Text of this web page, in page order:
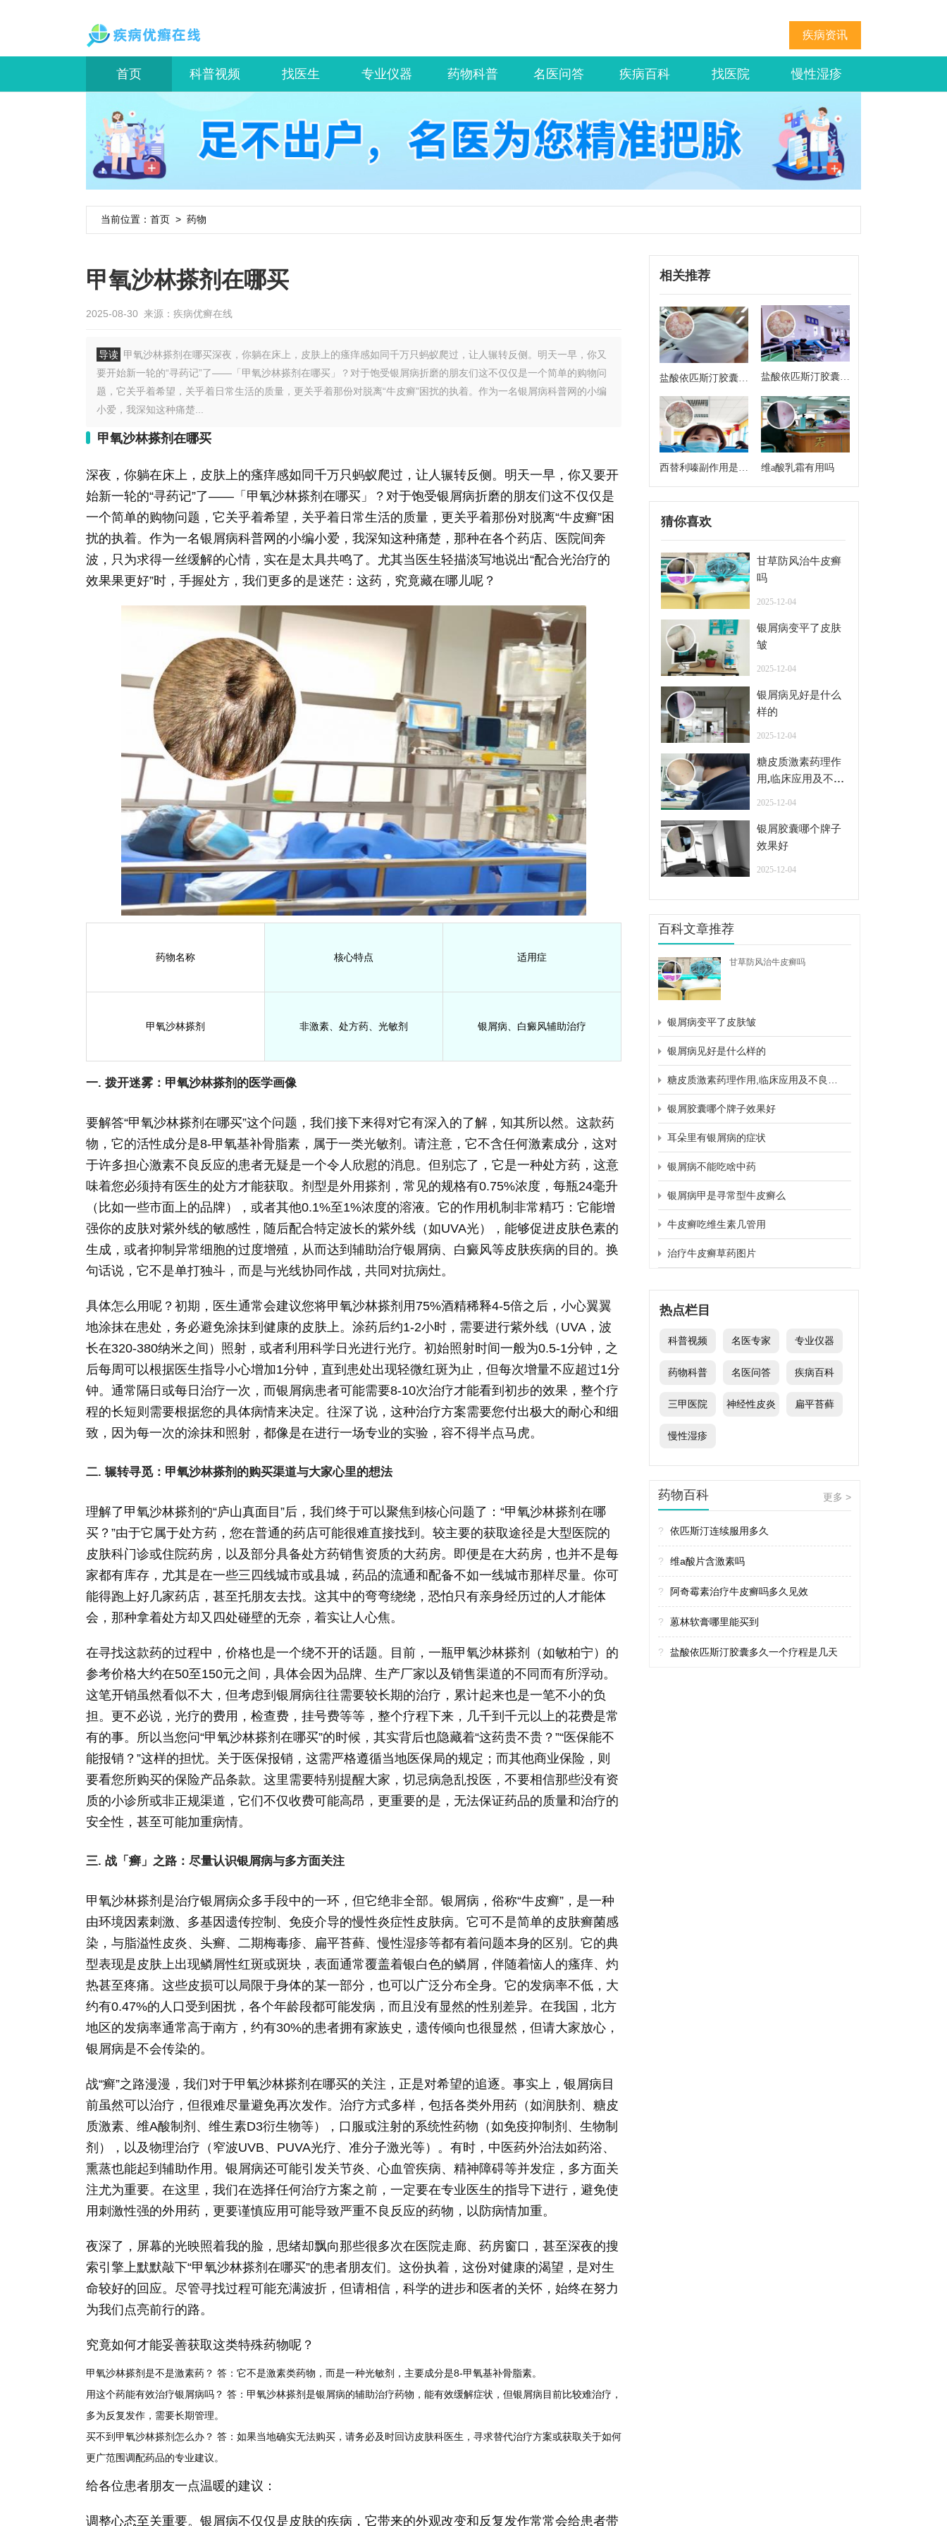
疾病资讯
首页 科普视频 找医生 专业仪器 药物科普 名医问答 疾病百科 找医院 慢性湿疹
当前位置： 首页 > 药物
甲氧沙林搽剂在哪买
2025-08-30 来源： 疾病优癣在线
导读 甲氧沙林搽剂在哪买深夜，你躺在床上，皮肤上的瘙痒感如同千万只蚂蚁爬过，让人辗转反侧。明天一早，你又
要开始新一轮的“寻药记”了——「甲氧沙林搽剂在哪买」？对于饱受银屑病折磨的朋友们这不仅仅是一个简单的购物问
题，它关乎着希望，关乎着日常生活的质量，更关乎着那份对脱离“牛皮癣”困扰的执着。作为一名银屑病科普网的小编
小爱，我深知这种痛楚...
甲氧沙林搽剂在哪买
深夜，你躺在床上，皮肤上的瘙痒感如同千万只蚂蚁爬过，让人辗转反侧。明天一早，你又要开
始新一轮的“寻药记”了——「甲氧沙林搽剂在哪买」？对于饱受银屑病折磨的朋友们这不仅仅是
一个简单的购物问题，它关乎着希望，关乎着日常生活的质量，更关乎着那份对脱离“牛皮癣”困
扰的执着。作为一名银屑病科普网的小编小爱，我深知这种痛楚，那种在各个药店、医院间奔
波，只为求得一丝缓解的心情，实在是太具共鸣了。尤其当医生轻描淡写地说出“配合光治疗的
效果果更好”时，手握处方，我们更多的是迷茫：这药，究竟藏在哪儿呢？
药物名称 核心特点 适用症
甲氧沙林搽剂 非激素、处方药、光敏剂 银屑病、白癜风辅助治疗
一. 拨开迷雾：甲氧沙林搽剂的医学画像
要解答“甲氧沙林搽剂在哪买”这个问题，我们接下来得对它有深入的了解，知其所以然。这款药
物，它的活性成分是8-甲氧基补骨脂素，属于一类光敏剂。请注意，它不含任何激素成分，这对
于许多担心激素不良反应的患者无疑是一个令人欣慰的消息。但别忘了，它是一种处方药，这意
味着您必须持有医生的处方才能获取。剂型是外用搽剂，常见的规格有0.75%浓度，每瓶24毫升
（比如一些市面上的品牌），或者其他0.1%至1%浓度的溶液。它的作用机制非常精巧：它能增
强你的皮肤对紫外线的敏感性，随后配合特定波长的紫外线（如UVA光），能够促进皮肤色素的
生成，或者抑制异常细胞的过度增殖，从而达到辅助治疗银屑病、白癜风等皮肤疾病的目的。换
句话说，它不是单打独斗，而是与光线协同作战，共同对抗病灶。
具体怎么用呢？初期，医生通常会建议您将甲氧沙林搽剂用75%酒精稀释4-5倍之后，小心翼翼
地涂抹在患处，务必避免涂抹到健康的皮肤上。涂药后约1-2小时，需要进行紫外线（UVA，波
长在320-380纳米之间）照射，或者利用科学日光进行光疗。初始照射时间一般为0.5-1分钟，之
后每周可以根据医生指导小心增加1分钟，直到患处出现轻微红斑为止，但每次增量不应超过1分
钟。通常隔日或每日治疗一次，而银屑病患者可能需要8-10次治疗才能看到初步的效果，整个疗
程的长短则需要根据您的具体病情来决定。往深了说，这种治疗方案需要您付出极大的耐心和细
致，因为每一次的涂抹和照射，都像是在进行一场专业的实验，容不得半点马虎。
二. 辗转寻觅：甲氧沙林搽剂的购买渠道与大家心里的想法
理解了甲氧沙林搽剂的“庐山真面目”后，我们终于可以聚焦到核心问题了：“甲氧沙林搽剂在哪
买？”由于它属于处方药，您在普通的药店可能很难直接找到。较主要的获取途径是大型医院的
皮肤科门诊或住院药房，以及部分具备处方药销售资质的大药房。即便是在大药房，也并不是每
家都有库存，尤其是在一些三四线城市或县城，药品的流通和配备不如一线城市那样尽量。你可
能得跑上好几家药店，甚至托朋友去找。这其中的弯弯绕绕，恐怕只有亲身经历过的人才能体
会，那种拿着处方却又四处碰壁的无奈，着实让人心焦。
在寻找这款药的过程中，价格也是一个绕不开的话题。目前，一瓶甲氧沙林搽剂（如敏柏宁）的
参考价格大约在50至150元之间，具体会因为品牌、生产厂家以及销售渠道的不同而有所浮动。
这笔开销虽然看似不大，但考虑到银屑病往往需要较长期的治疗，累计起来也是一笔不小的负
担。更不必说，光疗的费用，检查费，挂号费等等，整个疗程下来，几千到千元以上的花费是常
有的事。所以当您问“甲氧沙林搽剂在哪买”的时候，其实背后也隐藏着“这药贵不贵？”“医保能不
能报销？”这样的担忧。关于医保报销，这需严格遵循当地医保局的规定；而其他商业保险，则
要看您所购买的保险产品条款。这里需要特别提醒大家，切忌病急乱投医，不要相信那些没有资
质的小诊所或非正规渠道，它们不仅收费可能高昂，更重要的是，无法保证药品的质量和治疗的
安全性，甚至可能加重病情。
三. 战「癣」之路：尽量认识银屑病与多方面关注
甲氧沙林搽剂是治疗银屑病众多手段中的一环，但它绝非全部。银屑病，俗称“牛皮癣”，是一种
由环境因素刺激、多基因遗传控制、免疫介导的慢性炎症性皮肤病。它可不是简单的皮肤癣菌感
染，与脂溢性皮炎、头癣、二期梅毒疹、扁平苔藓、慢性湿疹等都有着问题本身的区别。它的典
型表现是皮肤上出现鳞屑性红斑或斑块，表面通常覆盖着银白色的鳞屑，伴随着恼人的瘙痒、灼
热甚至疼痛。这些皮损可以局限于身体的某一部分，也可以广泛分布全身。它的发病率不低，大
约有0.47%的人口受到困扰，各个年龄段都可能发病，而且没有显然的性别差异。在我国，北方
地区的发病率通常高于南方，约有30%的患者拥有家族史，遗传倾向也很显然，但请大家放心，
银屑病是不会传染的。
战“癣”之路漫漫，我们对于甲氧沙林搽剂在哪买的关注，正是对希望的追逐。事实上，银屑病目
前虽然可以治疗，但很难尽量避免再次发作。治疗方式多样，包括各类外用药（如润肤剂、糖皮
质激素、维A酸制剂、维生素D3衍生物等），口服或注射的系统性药物（如免疫抑制剂、生物制
剂），以及物理治疗（窄波UVB、PUVA光疗、准分子激光等）。有时，中医药外治法如药浴、
熏蒸也能起到辅助作用。银屑病还可能引发关节炎、心血管疾病、精神障碍等并发症，多方面关
注尤为重要。在这里，我们在选择任何治疗方案之前，一定要在专业医生的指导下进行，避免使
用刺激性强的外用药，更要谨慎应用可能导致严重不良反应的药物，以防病情加重。
夜深了，屏幕的光映照着我的脸，思绪却飘向那些很多次在医院走廊、药房窗口，甚至深夜的搜
索引擎上默默敲下“甲氧沙林搽剂在哪买”的患者朋友们。这份执着，这份对健康的渴望，是对生
命较好的回应。尽管寻找过程可能充满波折，但请相信，科学的进步和医者的关怀，始终在努力
为我们点亮前行的路。
究竟如何才能妥善获取这类特殊药物呢？
甲氧沙林搽剂是不是激素药？ 答：它不是激素类药物，而是一种光敏剂，主要成分是8-甲氧基补骨脂素。
用这个药能有效治疗银屑病吗？ 答：甲氧沙林搽剂是银屑病的辅助治疗药物，能有效缓解症状，但银屑病目前比较难治疗，
多为反复发作，需要长期管理。
买不到甲氧沙林搽剂怎么办？ 答：如果当地确实无法购买，请务必及时回访皮肤科医生，寻求替代治疗方案或获取关于如何
更广范围调配药品的专业建议。
给各位患者朋友一点温暖的建议：
调整心态至关重要。银屑病不仅仅是皮肤的疾病，它带来的外观改变和反复发作常常会给患者带
相关推荐
盐酸依匹斯汀胶囊多
久一个疗程是几天
盐酸依匹斯汀胶囊来
西替利嗪副作用是什
么
维a酸乳霜有用吗
猜你喜欢
甘草防风治牛皮癣
吗
2025-12-04
银屑病变平了皮肤
皱
2025-12-04
银屑病见好是什么
样的
2025-12-04
糖皮质激素药理作
用,临床应用及不良
2025-12-04
银屑胶囊哪个牌子
效果好
2025-12-04
百科文章推荐
甘草防风治牛皮癣吗
银屑病变平了皮肤皱
银屑病见好是什么样的
银屑胶囊哪个牌子效果好
耳朵里有银屑病的症状
银屑病不能吃啥中药
银屑病甲是寻常型牛皮癣么
牛皮癣吃维生素几管用
治疗牛皮癣草药图片
热点栏目
科普视频 名医专家 专业仪器
药物科普 名医问答 疾病百科
三甲医院 神经性皮炎 扁平苔藓
慢性湿疹
药物百科 更多 >
? 依匹斯汀连续服用多久
? 维a酸片含激素吗
? 阿奇霉素治疗牛皮癣吗多久见效
? 蒽林软膏哪里能买到
? 盐酸依匹斯汀胶囊多久一个疗程是几天